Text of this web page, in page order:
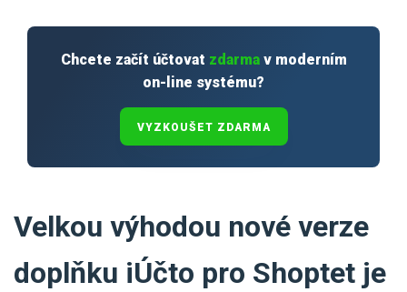
Všechny funkce
Chcete začít účtovat zdarmav moderním
on-line systému?
VYZKOUŠET ZDARMA
Velkou výhodou nové verze
doplňku iÚčto pro Shoptet je